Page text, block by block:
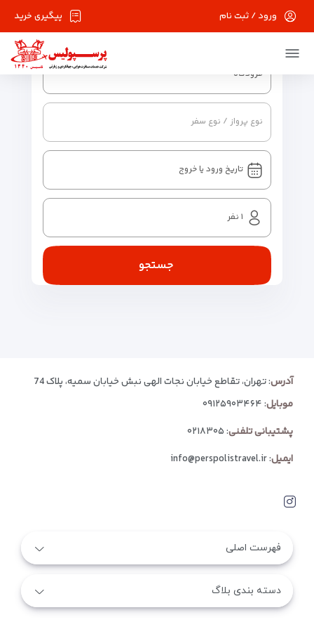
پیگیری خرید ورود / ثبت نام
فرودگاه
نوع پرواز / نوع سفر
تاریخ ورود یا خروج
جستجو
آدرس: تهران، تقاطع خیابان نجات الهی نبش خیابان سمیه، پلاک 74
موبایل:۰۹۱۲۵۹۰۳۴۶۴
پشتیبانی تلفنی:۰۲۱۸۳۰۵
ایمیل:
info@perspolistravel.ir
فهرست اصلی
دسته بندی بلاگ